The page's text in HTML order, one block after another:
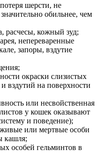
шерсти, не
обильнее, чем
расчесы, кожный зуд;
непереваренные
запоры, вздутие
окраски слизистых
вздутий на поверхности
или несвойственная
у кошек оказывают
и поведение);
или мертвые особи
кашля;
особей гельминтов в